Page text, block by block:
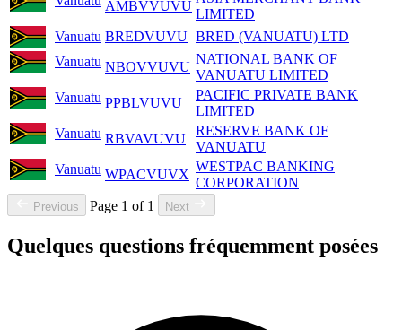
AMBVVUVU
LIMITED
Vanuatu BREDVUVU BRED (VANUATU) LTD
Vanuatu NBOVVUVU
NATIONAL BANK OF
VANUATU LIMITED
Vanuatu PPBLVUVU
PACIFIC PRIVATE BANK
LIMITED
Vanuatu RBVAVUVU
RESERVE BANK OF
VANUATU
Vanuatu WPACVUVX
WESTPAC BANKING
CORPORATION
Previous Page 1 of 1 Next
Quelques questions fréquemment posées